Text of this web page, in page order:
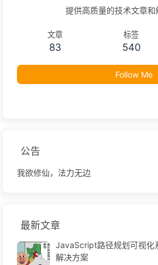
提供高质量的技术文章和
文章
83
标签
540
Follow Me
公告
我欲修仙，法力无边
最新文章
JavaScript路径规划可视化
解决方案